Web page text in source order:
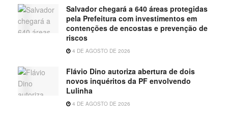
Salvador chegará a 640 áreas protegidas
pela Prefeitura com investimentos em
contenções de encostas e prevenção de
riscos
4 DE AGOSTO DE 2026
Flávio Dino autoriza abertura de dois
novos inquéritos da PF envolvendo
Lulinha
4 DE AGOSTO DE 2026